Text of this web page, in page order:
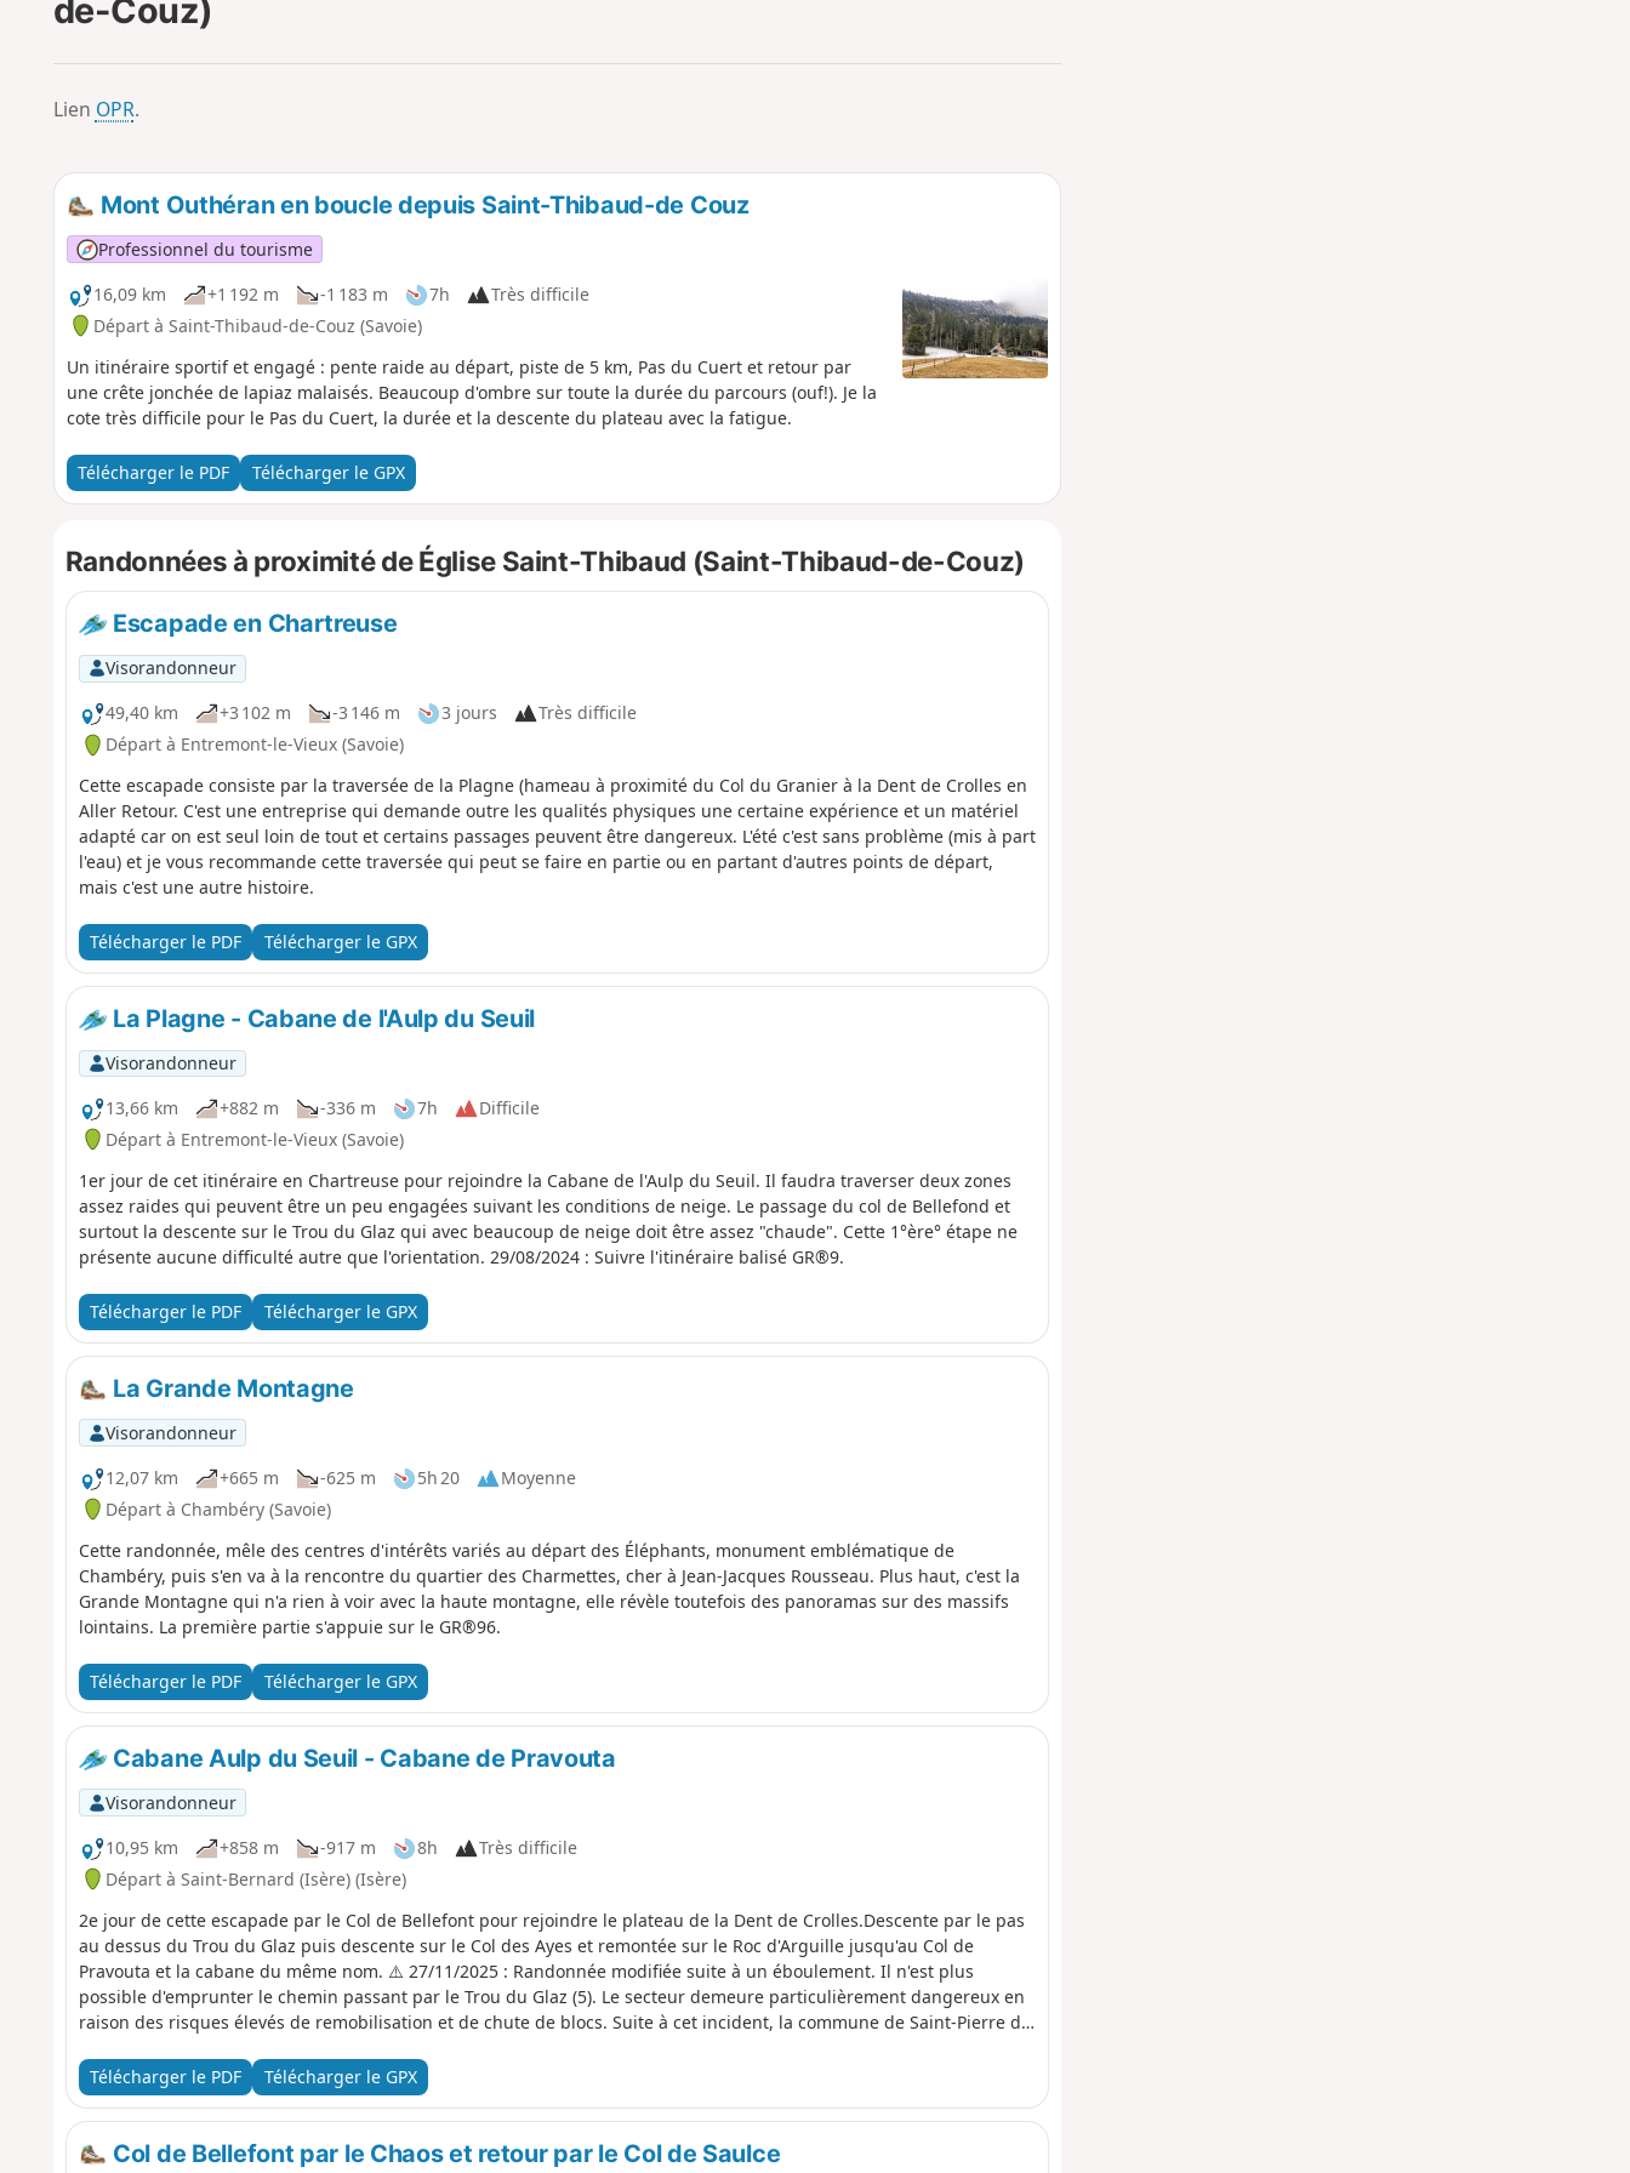
de-Couz)
Lien OPR.
Mont Outhéran en boucle depuis Saint-Thibaud-de Couz
Professionnel du tourisme
16,09 km
+1 192 m -1 183 m 7h
Très difficile
Départ à Saint-Thibaud-de-Couz (Savoie)
Un itinéraire sportif et engagé : pente raide au départ, piste de 5 km, Pas du Cuert et retour par
une crête jonchée de lapiaz malaisés. Beaucoup d'ombre sur toute la durée du parcours (ouf!). Je la
cote très difficile pour le Pas du Cuert, la durée et la descente du plateau avec la fatigue.
Télécharger le PDF Télécharger le GPX
Randonnées à proximité de Église Saint-Thibaud (Saint-Thibaud-de-Couz)
Escapade en Chartreuse
Visorandonneur
49,40 km
+3 102 m -3 146 m 3 jours
Très difficile
Départ à Entremont-le-Vieux (Savoie)
Cette escapade consiste par la traversée de la Plagne (hameau à proximité du Col du Granier à la Dent de Crolles en
Aller Retour. C'est une entreprise qui demande outre les qualités physiques une certaine expérience et un matériel
adapté car on est seul loin de tout et certains passages peuvent être dangereux. L'été c'est sans problème (mis à part
l'eau) et je vous recommande cette traversée qui peut se faire en partie ou en partant d'autres points de départ,
mais c'est une autre histoire.
Télécharger le PDF Télécharger le GPX
La Plagne - Cabane de l'Aulp du Seuil
Visorandonneur
13,66 km
+882 m -336 m 7h
Difficile
Départ à Entremont-le-Vieux (Savoie)
1er jour de cet itinéraire en Chartreuse pour rejoindre la Cabane de l'Aulp du Seuil. Il faudra traverser deux zones
assez raides qui peuvent être un peu engagées suivant les conditions de neige. Le passage du col de Bellefond et
surtout la descente sur le Trou du Glaz qui avec beaucoup de neige doit être assez "chaude". Cette 1°ère° étape ne
présente aucune difficulté autre que l'orientation. 29/08/2024 : Suivre l'itinéraire balisé GR®9.
Télécharger le PDF Télécharger le GPX
La Grande Montagne
Visorandonneur
12,07 km
+665 m -625 m 5h 20
Moyenne
Départ à Chambéry (Savoie)
Cette randonnée, mêle des centres d'intérêts variés au départ des Éléphants, monument emblématique de
Chambéry, puis s'en va à la rencontre du quartier des Charmettes, cher à Jean-Jacques Rousseau. Plus haut, c'est la
Grande Montagne qui n'a rien à voir avec la haute montagne, elle révèle toutefois des panoramas sur des massifs
lointains. La première partie s'appuie sur le GR®96.
Télécharger le PDF Télécharger le GPX
Cabane Aulp du Seuil - Cabane de Pravouta
Visorandonneur
10,95 km
+858 m -917 m 8h
Très difficile
Départ à Saint-Bernard (Isère) (Isère)
2e jour de cette escapade par le Col de Bellefont pour rejoindre le plateau de la Dent de Crolles.Descente par le pas
au dessus du Trou du Glaz puis descente sur le Col des Ayes et remontée sur le Roc d'Arguille jusqu'au Col de
Pravouta et la cabane du même nom. ⚠️ 27/11/2025 : Randonnée modifiée suite à un éboulement. Il n'est plus
possible d'emprunter le chemin passant par le Trou du Glaz (5). Le secteur demeure particulièrement dangereux en
raison des risques élevés de remobilisation et de chute de blocs. Suite à cet incident, la commune de Saint-Pierre de
rando). Pour une ascension de la Dent de Crolles, il est possible de passer l’itinéraire par le Pas de l’Oeille. Vous
pouvez également passer par les cascades du Guiers pour retrouver (A).
Télécharger le PDF Télécharger le GPX
Col de Bellefont par le Chaos et retour par le Col de Saulce